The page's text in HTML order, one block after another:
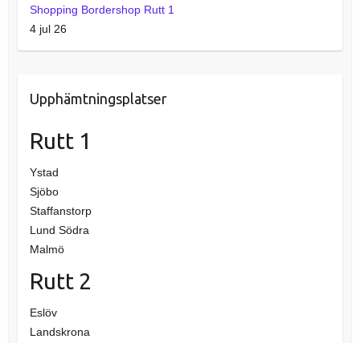
Shopping Bordershop Rutt 1
4 jul 26
Upphämtningsplatser
Rutt 1
Ystad
Sjöbo
Staffanstorp
Lund Södra
Malmö
Rutt 2
Eslöv
Landskrona